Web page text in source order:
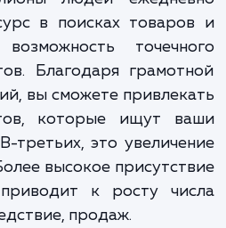
было замечено и
клиентов.
продвижения на
людей
в поисках
возможность
Благодаря